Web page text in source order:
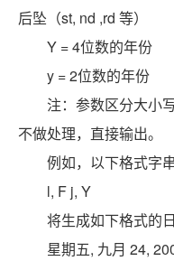
后坠（st, nd ,rd 等）
Y = 4位数的年份
y = 2位数的年份
注：参数区分大小
不做处理，直接输出。
例如，以下格式字串
l, F j, Y
将生成如下格式的日
星期五, 九月 24,